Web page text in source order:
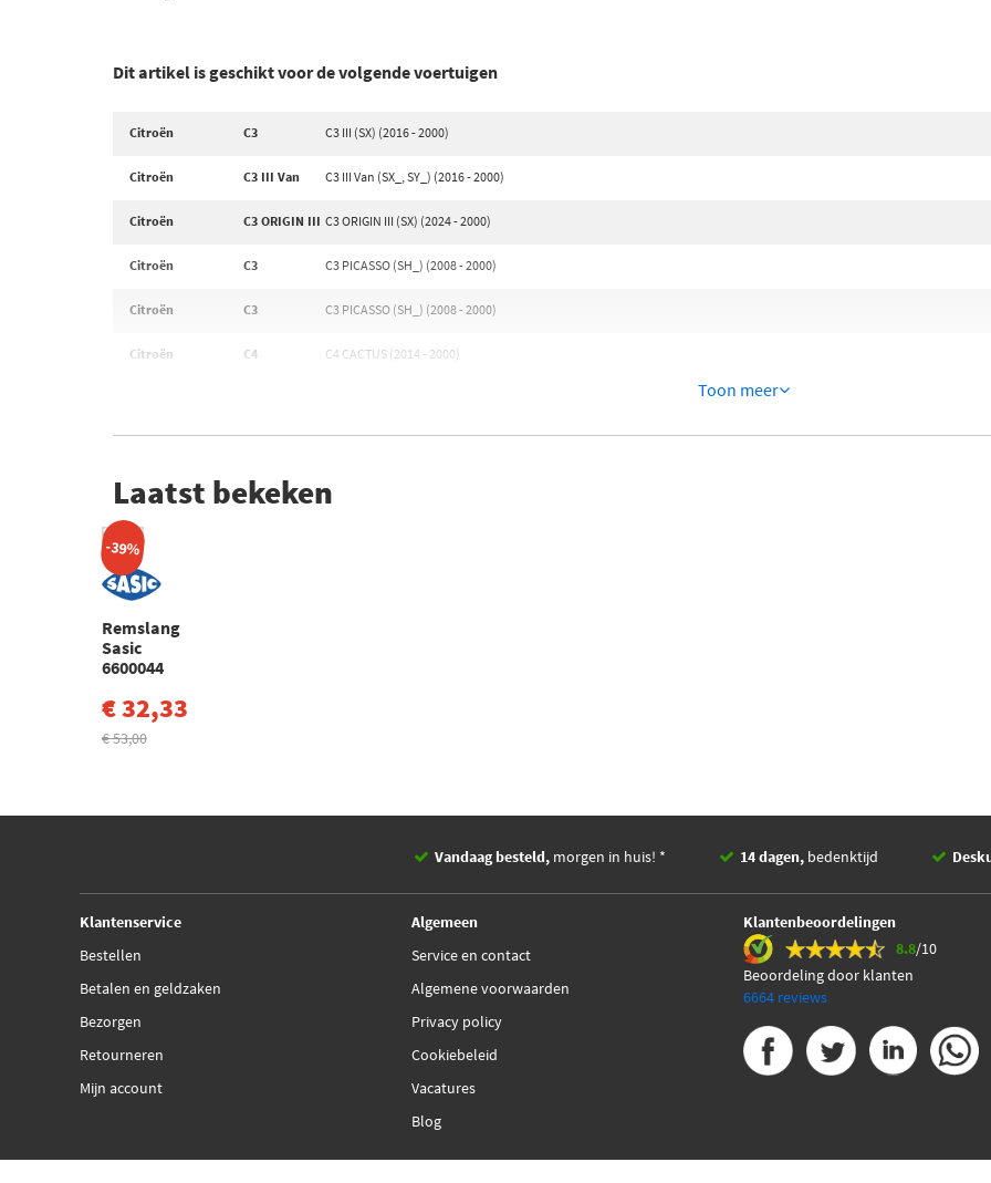
Dit artikel is geschikt voor de volgende voertuigen
Citroën C3 C3 III (SX) (2016 - 2000)
Citroën C3 III Van C3 III Van (SX_, SY_) (2016 - 2000)
Citroën C3 ORIGIN III C3 ORIGIN III (SX) (2024 - 2000)
Citroën C3 C3 PICASSO (SH_) (2008 - 2000)
Citroën C3 C3 PICASSO (SH_) (2008 - 2000)
Citroën C4 C4 CACTUS (2014 - 2000)
Toon meer
Laatst bekeken
-39%
Remslang
Sasic
6600044
€ 32,33
€ 53,00
Vandaag besteld, morgen in huis! * 14 dagen, bedenktijd
Klantenservice
Bestellen
Betalen en geldzaken
Bezorgen
Retourneren
Mijn account
Algemeen
Service en contact
Algemene voorwaarden
Privacy policy
Cookiebeleid
Vacatures
Blog
Klantenbeoordelingen
8.8/10
Beoordeling door klanten
6664 reviews